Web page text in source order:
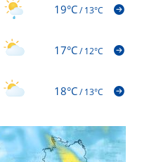
19°C/13°C
17°C/12°C
18°C/13°C